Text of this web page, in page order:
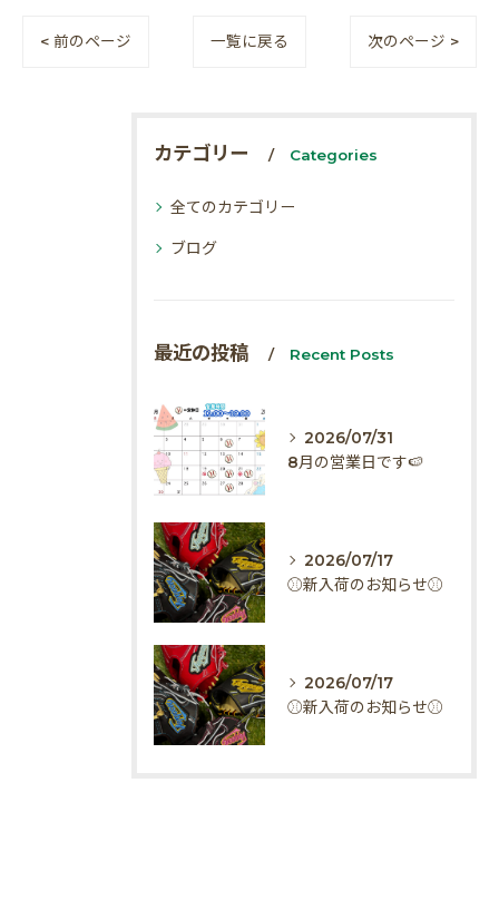
< 前のページ 一覧に戻る 次のページ >
カテゴリー Categories
全てのカテゴリー
ブログ
最近の投稿 Recent Posts
2026/07/31
8月の営業日です🍉
2026/07/17
⚾️新入荷のお知らせ⚾️
2026/07/17
⚾️新入荷のお知らせ⚾️